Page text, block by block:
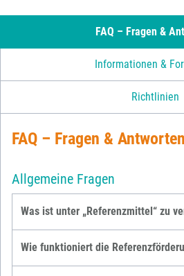
FAQ – Fragen &
Informationen &
Richtlinien
FAQ – Fragen & Antworten
Allgemeine Fragen
Was ist unter „Referenzmittel“ zu
Wie funktioniert die